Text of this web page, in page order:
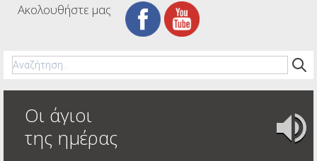
Ακολουθήστε μας
Οι άγιοι
της ημέρας